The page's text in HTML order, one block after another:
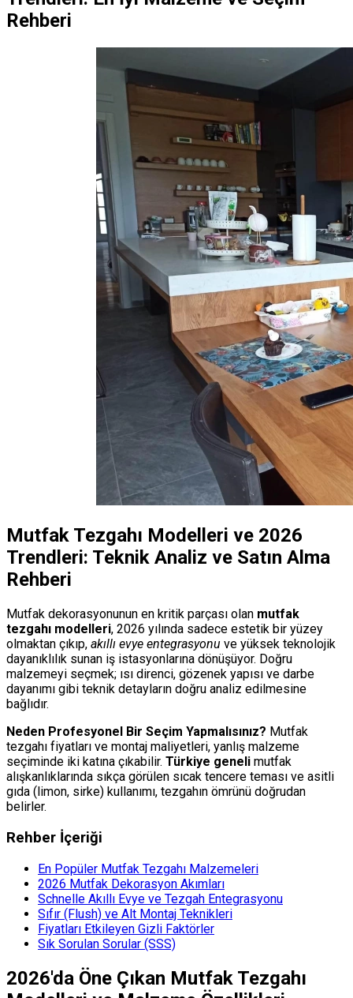
Rehberi
Mutfak Tezgahı Modelleri ve 2026
Trendleri: Teknik Analiz ve Satın Alma
Rehberi
Mutfak dekorasyonunun en kritik parçası olan mutfak
tezgahı modelleri, 2026 yılında sadece estetik bir yüzey
olmaktan çıkıp, akıllı evye entegrasyonu ve yüksek teknolojik
dayanıklılık sunan iş istasyonlarına dönüşüyor. Doğru
malzemeyi seçmek; ısı direnci, gözenek yapısı ve darbe
dayanımı gibi teknik detayların doğru analiz edilmesine
bağlıdır.
Neden Profesyonel Bir Seçim Yapmalısınız? Mutfak
tezgahı fiyatları ve montaj maliyetleri, yanlış malzeme
seçiminde iki katına çıkabilir. Türkiye geneli mutfak
alışkanlıklarında sıkça görülen sıcak tencere teması ve asitli
gıda (limon, sirke) kullanımı, tezgahın ömrünü doğrudan
belirler.
Rehber İçeriği
En Popüler Mutfak Tezgahı Malzemeleri
2026 Mutfak Dekorasyon Akımları
Schnelle Akıllı Evye ve Tezgah Entegrasyonu
Sıfır (Flush) ve Alt Montaj Teknikleri
Fiyatları Etkileyen Gizli Faktörler
Sık Sorulan Sorular (SSS)
2026'da Öne Çıkan Mutfak Tezgahı